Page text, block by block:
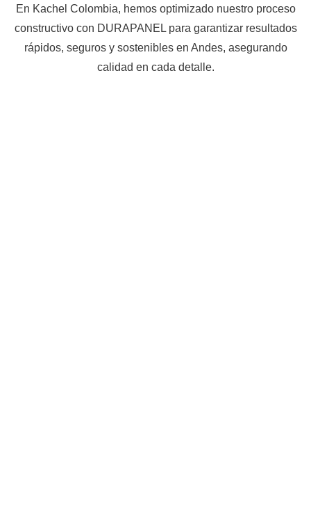
En Kachel Colombia, hemos optimizado nuestro proceso
constructivo con DURAPANEL para garantizar resultados
rápidos, seguros y sostenibles en Andes, asegurando
calidad en cada detalle.